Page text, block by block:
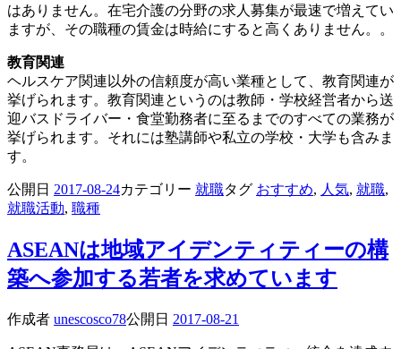
はありません。在宅介護の分野の求人募集が最速で増えてい
ますが、その職種の賃金は時給にすると高くありません。。
教育関連
ヘルスケア関連以外の信頼度が高い業種として、教育関連が
挙げられます。教育関連というのは教師・学校経営者から送
迎バスドライバー・食堂勤務者に至るまでのすべての業務が
挙げられます。それには塾講師や私立の学校・大学も含みま
す。
公開日 2017-08-24カテゴリー 就職タグ おすすめ, 人気, 就職,
就職活動, 職種
ASEANは地域アイデンティティーの構
築へ参加する若者を求めています
作成者 unescosco78公開日 2017-08-21